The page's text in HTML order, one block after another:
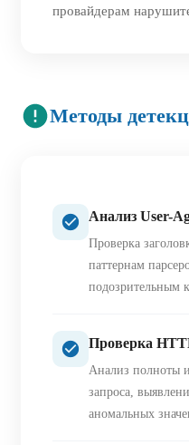
провайдерам
Методы
Анализ User-
Проверка
паттернам
подозрительным
Проверка
Анализ полноты и
запроса,
аномальных